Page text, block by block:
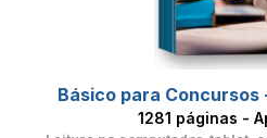
Básico para
1281 páginas -